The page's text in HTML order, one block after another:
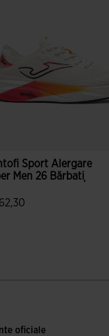
Sport Alergare
Men 26 Bărbați
oficiale